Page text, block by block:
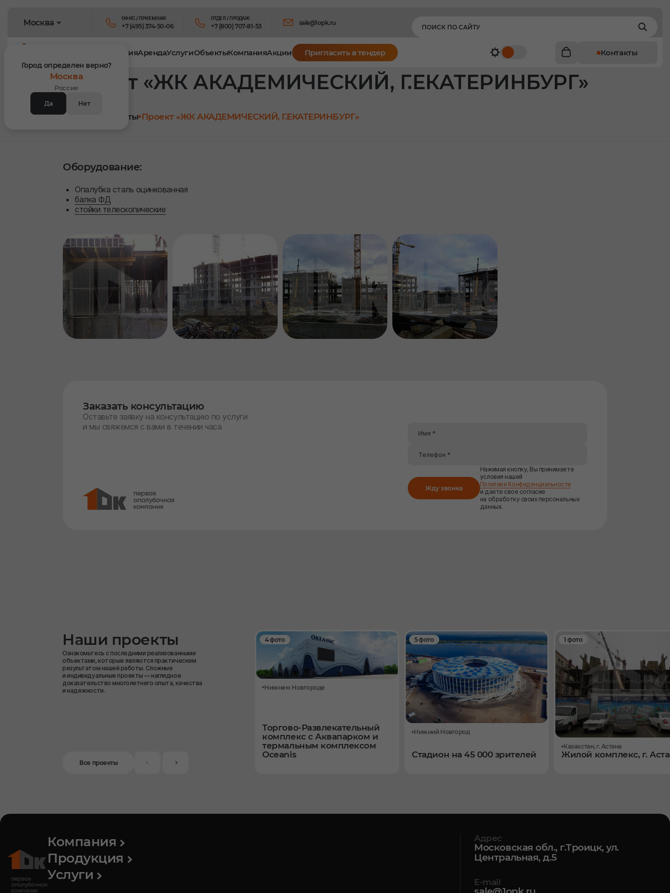
ОФИС / ПРИЕМНАЯ:
+7 (495) 374-50-06
ОТДЕЛ / ПРОДАЖ:
+7 (800) 707-81-53 sale@1opk.ru
Москва
Город определен верно?
Москва
Россия
Да Нет
ПродукцияАрендаУслугиОбъектыКомпанияАкции Пригласить в тендер Контакты
Проект «ЖК АКАДЕМИЧЕСКИЙ, Г.ЕКАТЕРИНБУРГ»
Главная Объекты Проект «ЖК АКАДЕМИЧЕСКИЙ, Г.ЕКАТЕРИНБУРГ»
Оборудование:
Опалубка сталь оцинкованная
балка ФД
стойки телескопические
Заказать консультацию
Оставьте заявку на консультацию по услуги
и мы свяжемся с вами в течении часа
Жду звонка
Нажимая кнопку, Вы принимаете
условия нашей
Политики Конфиденциальности
и даете свое согласие
на обработку своих персональных
данных.
Наши проекты
Ознакомьтесь с последними реализованными
объектами, которые являются практическим
результатом нашей работы. Сложные
и индивидуальные проекты — наглядное
доказательство многолетнего опыта, качества
и надежности.
Все проекты
Нижнем Новгороде
Торгово-Развлекательный
комплекс с Аквапарком и
термальным комплексом
Oceanis
4 фото
Нижний Новгород
Стадион на 45 000 зрителей
5 фото
Казахстан, г. Астана
Жилой комплекс, г.
1 фото
Компания
Продукция
Услуги
Адрес
Московская обл., г.Троицк, ул.
Центральная, д.5
E-mail